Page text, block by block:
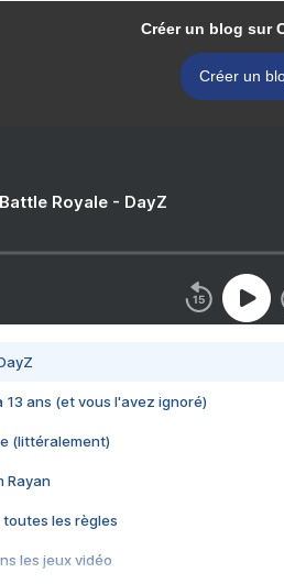
Créer un blog sur
Créer un
Royale - DayZ
13 ans (et vous l'avez ignoré)
(littéralement)
Rayan
toutes les règles
les jeux vidéo